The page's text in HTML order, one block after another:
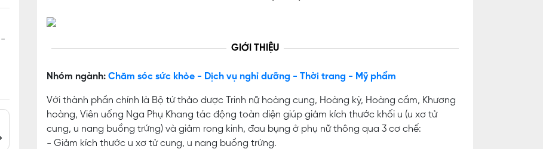
-
GIỚI THIỆU
Nhóm ngành: Chăm sóc sức khỏe - Dịch vụ nghỉ dưỡng - Thời trang - Mỹ phẩm
Với thành phần chính là Bộ tứ thảo dược Trinh nữ hoàng cung, Hoàng kỳ, Hoàng cầm, Khương
hoàng, Viên uống Nga Phụ Khang tác động toàn diện giúp giảm kích thước khối u (u xơ tử
cung, u nang buồng trứng) và giảm rong kinh, đau bụng ở phụ nữ thông qua 3 cơ chế:
- Giảm kích thước u xơ tử cung, u nang buồng trứng.